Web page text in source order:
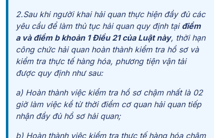
2.Sau khi người khai hải quan thực hiện đầy đủ các
yêu cầu để làm thủ tục hải quan quy định tại điểm
a và điểm b khoản 1 Điều 21 của Luật này, thời hạn
công chức hải quan hoàn thành kiểm tra hồ sơ và
kiểm tra thực tế hàng hóa, phương tiện vận tải
được quy định như sau:
a) Hoàn thành việc kiểm tra hồ sơ chậm nhất là 02
giờ làm việc kể từ thời điểm cơ quan hải quan tiếp
nhận đầy đủ hồ sơ hải quan;
b) Hoàn thành việc kiểm tra thực tế hàng hóa chậm